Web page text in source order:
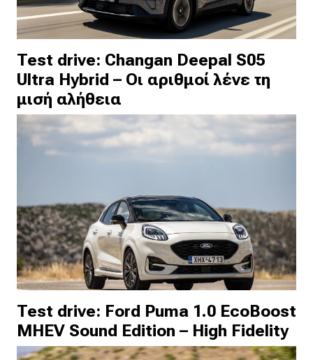
Test drive: Changan Deepal S05
Ultra Hybrid – Οι αριθμοί λένε τη
μισή αλήθεια
Test drive: Ford Puma 1.0 EcoBoost
MHEV Sound Edition – High Fidelity